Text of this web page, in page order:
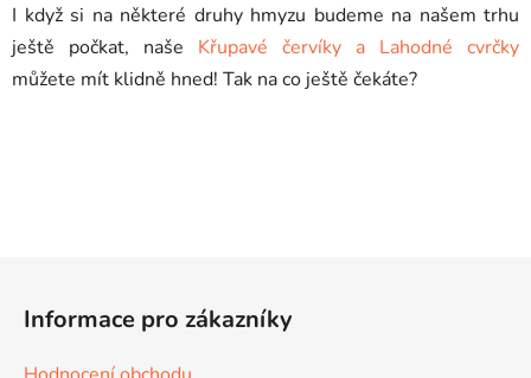
I když si na některé druhy hmyzu budeme na našem trhu
ještě počkat, naše Křupavé červíky a Lahodné cvrčky
můžete mít klidně hned! Tak na co ještě čekáte?
Informace pro zákazníky